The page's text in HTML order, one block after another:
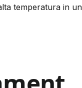
temperatura in un